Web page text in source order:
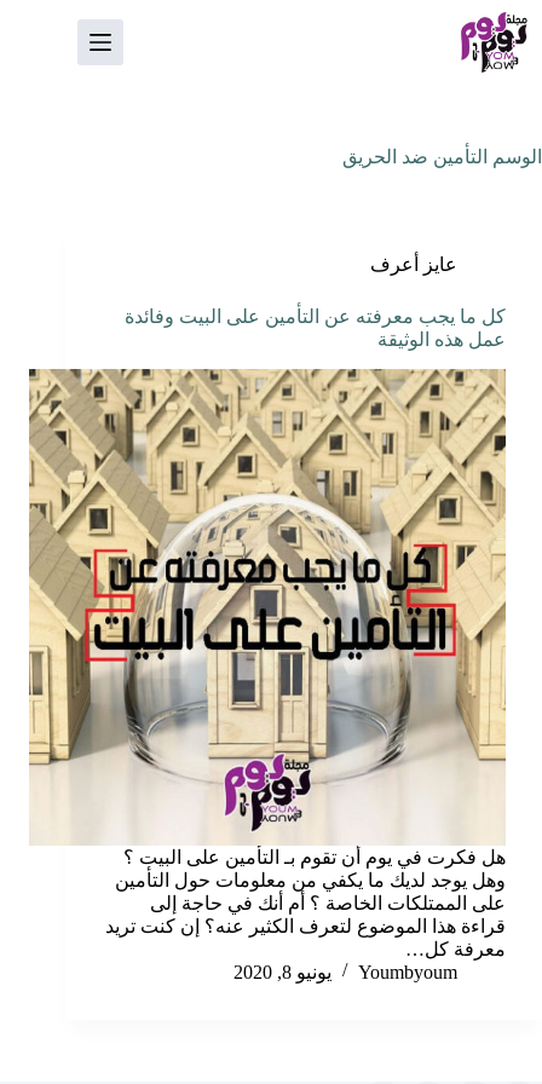
التجاوز
إلى
المحتوى
الوسم التأمين ضد الحريق
عايز أعرف
كل ما يجب معرفته عن التأمين على البيت وفائدة
عمل هذه الوثيقة
هل فكرت في يوم أن تقوم بـ التأمين على البيت ؟
وهل يوجد لديك ما يكفي من معلومات حول التأمين
على الممتلكات الخاصة ؟ أم أنك في حاجة إلى
قراءة هذا الموضوع لتعرف الكثير عنه؟ إن كنت تريد
معرفة كل…
Youmbyoum
يونيو 8, 2020